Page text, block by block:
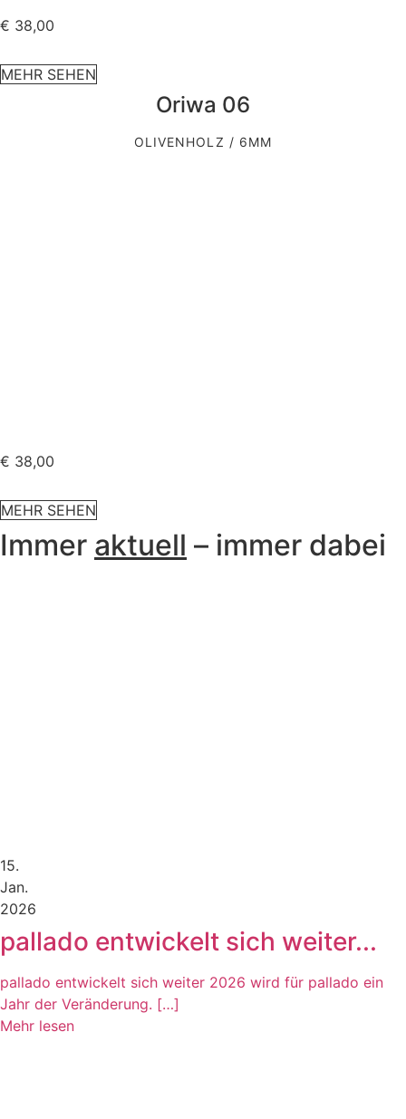
€ 38,00
MEHR SEHEN
Oriwa 06
OLIVENHOLZ / 6MM
€ 38,00
MEHR SEHEN
Immer aktuell – immer dabei
15.
Jan.
2026
pallado entwickelt sich weiter...
pallado entwickelt sich weiter 2026 wird für pallado ein
Jahr der Veränderung. […]
Mehr lesen